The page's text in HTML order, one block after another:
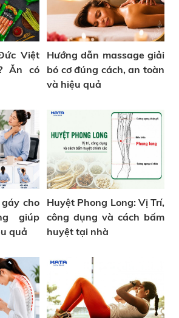
Việt
Ăn có
Hướng dẫn massage giải
bó cơ đúng cách, an toàn
và hiệu quả
cho
giúp
quả
Huyệt Phong Long: Vị Trí,
công dụng và cách bấm
huyệt tại nhà